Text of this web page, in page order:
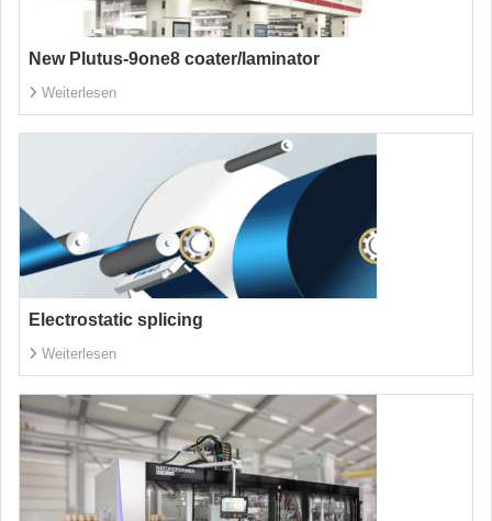
New Plutus-9one8 coater/laminator
Weiterlesen
Electrostatic splicing
Weiterlesen